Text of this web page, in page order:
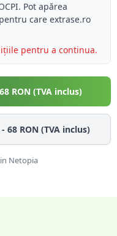
Pot apărea
care extrase.ro
pentru a continua.
68RON (TVA inclus)
68RON (TVA inclus)
Netopia